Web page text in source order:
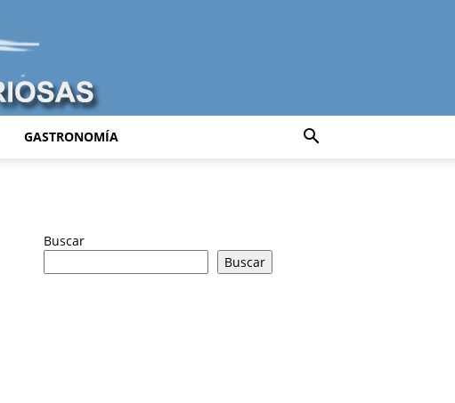
GASTRONOMÍA
Buscar
Buscar